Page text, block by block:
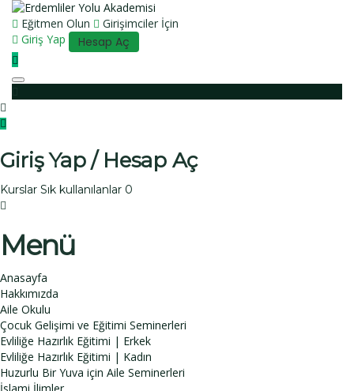
Eğitmen Olun
Girişimciler İçin
Giriş Yap
Hesap Aç
Toggle
navigation
Giriş Yap / Hesap Aç
Kurslar Sık kullanılanlar 0
Menü
Anasayfa
Hakkımızda
Aile Okulu
Çocuk Gelişimi ve Eğitimi Seminerleri
Evliliğe Hazırlık Eğitimi | Erkek
Evliliğe Hazırlık Eğitimi | Kadın
Huzurlu Bir Yuva için Aile Seminerleri